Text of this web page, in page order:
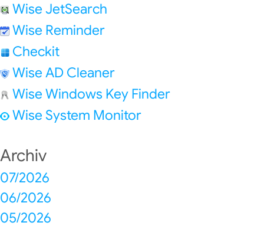
Wise JetSearch
Wise Reminder
Checkit
Wise AD Cleaner
Wise Windows Key Finder
Wise System Monitor
Archiv
07/2026
06/2026
05/2026